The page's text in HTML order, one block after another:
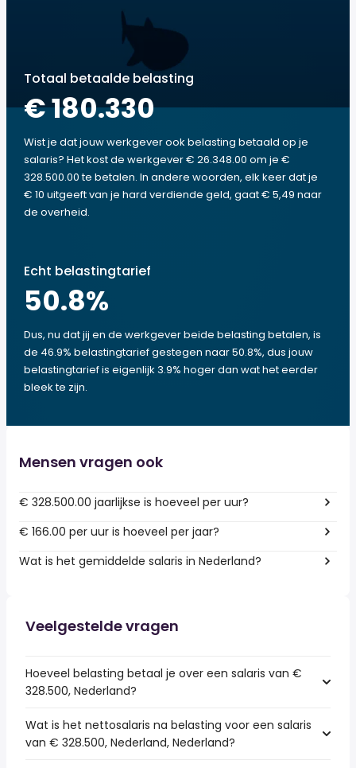
Totaal betaalde belasting
€ 180.330
Wist je dat jouw werkgever ook belasting betaald op je
salaris? Het kost de werkgever € 26.348.00 om je €
328.500.00 te betalen. In andere woorden, elk keer dat je
€ 10 uitgeeft van je hard verdiende geld, gaat € 5,49 naar
de overheid.
Echt belastingtarief
50.8%
Dus, nu dat jij en de werkgever beide belasting betalen, is
de 46.9% belastingtarief gestegen naar 50.8%, dus jouw
belastingtarief is eigenlijk 3.9% hoger dan wat het eerder
bleek te zijn.
Mensen vragen ook
€ 328.500.00 jaarlijkse is hoeveel per uur?
€ 166.00 per uur is hoeveel per jaar?
Wat is het gemiddelde salaris in Nederland?
Veelgestelde vragen
Hoeveel belasting betaal je over een salaris van €
328.500, Nederland?
Wat is het nettosalaris na belasting voor een salaris
van € 328.500, Nederland, Nederland?